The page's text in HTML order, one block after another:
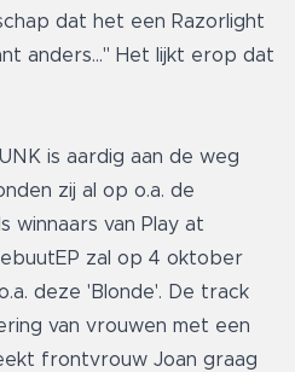
dat het een Razorlight
anders..." Het lijkt erop dat
is aardig aan de weg
zij al op o.a. de
winnaars van Play at
zal op 4 oktober
deze 'Blonde'. De track
van vrouwen met een
frontvrouw Joan graag